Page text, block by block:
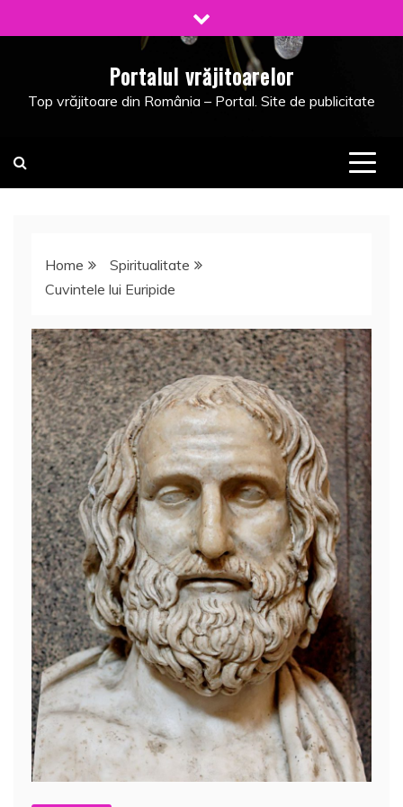
to
Portalul vrăjitoarelor
Top vrăjitoare din România – Portal. Site de publicitate
Home
Spiritualitate
Cuvintele lui Euripide